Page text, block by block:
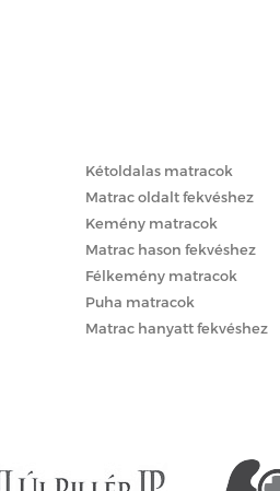
Kétoldalas matracok
Matrac oldalt fekvéshez
Kemény matracok
Matrac hason fekvéshez
Félkemény matracok
Puha matracok
Matrac hanyatt fekvéshez